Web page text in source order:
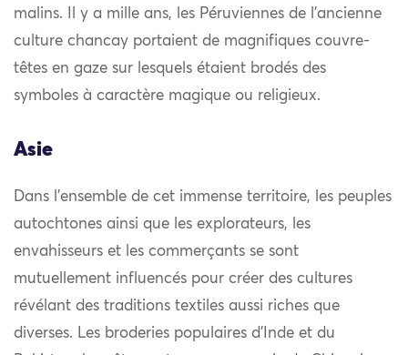
malins. Il y a mille ans, les Péruviennes de l’ancienne
culture chancay portaient de magnifiques couvre-
têtes en gaze sur lesquels étaient brodés des
symboles à caractère magique ou religieux.
Asie
Dans l’ensemble de cet immense territoire, les peuples
autochtones ainsi que les explorateurs, les
envahisseurs et les commerçants se sont
mutuellement influencés pour créer des cultures
révélant des traditions textiles aussi riches que
diverses. Les broderies populaires d’Inde et du